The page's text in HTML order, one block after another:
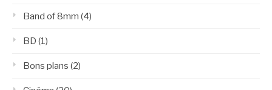
Band of 8mm (4)
BD (1)
Bons plans (2)